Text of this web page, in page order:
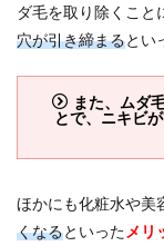
ダ毛を取り除くこと
穴が引き締まるとい
また、ムダ
とで、ニキビ
ほかにも化粧水や美
くなるといった メリ